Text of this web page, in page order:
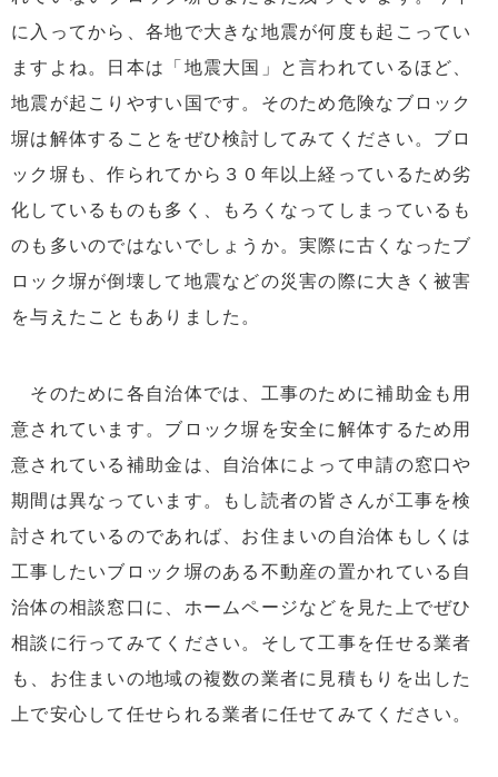
に入ってから、各地で大きな地震が何度も起こってい
ますよね。日本は「地震大国」と言われているほど、
地震が起こりやすい国です。そのため危険なブロック
塀は解体することをぜひ検討してみてください。ブロ
ック塀も、作られてから３０年以上経っているため劣
化しているものも多く、もろくなってしまっているも
のも多いのではないでしょうか。実際に古くなったブ
ロック塀が倒壊して地震などの災害の際に大きく被害
を与えたこともありました。
そのために各自治体では、工事のために補助金も用
意されています。ブロック塀を安全に解体するため用
意されている補助金は、自治体によって申請の窓口や
期間は異なっています。もし読者の皆さんが工事を検
討されているのであれば、お住まいの自治体もしくは
工事したいブロック塀のある不動産の置かれている自
治体の相談窓口に、ホームページなどを見た上でぜひ
相談に行ってみてください。そして工事を任せる業者
も、お住まいの地域の複数の業者に見積もりを出した
上で安心して任せられる業者に任せてみてください。